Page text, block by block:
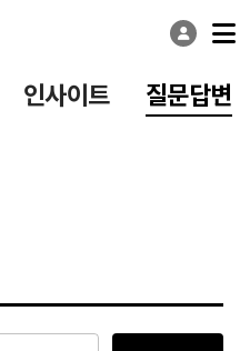
인사이트 질문답변